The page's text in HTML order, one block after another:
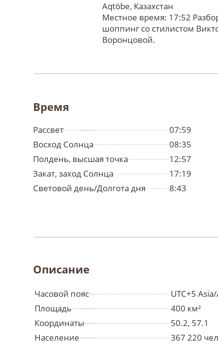
Aqtöbe, Казахстан
Местное время: 17:52
шоппинг со стилистом
Воронцовой.
Время
Рассвет
07:59
Восход Солнца
08:35
Полдень, высшая точка
12:57
Закат, заход Солнца
17:19
Световой день/Долгота дня
8:43
Описание
Часовой пояс
UTC+5
Площадь
400 км²
Координаты
50.2, 57.1
Население
367 220